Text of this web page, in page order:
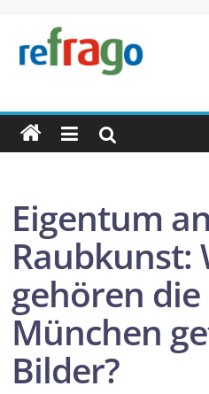
springen
refrago
Rechtsfragen
online
verständlich
kostenlos
Eigentum
Raubkunst:
gehören die
München
Bilder?